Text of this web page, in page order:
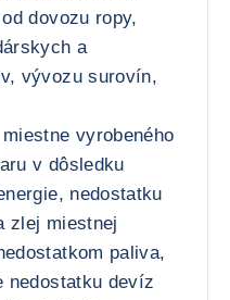
dovozu ropy,
a
vývozu surovín,
vyrobeného
v dôsledku
nedostatku
zlej miestnej
paliva,
nedostatku devíz